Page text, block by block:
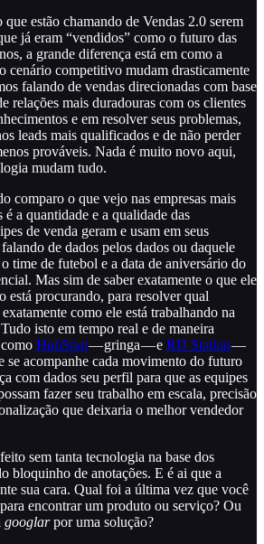
estão chamando de Vendas 2.0 serem
já eram “vendidos” como o futuro das
a grande diferença está em como a
cenário competitivo mudam drasticamente
falando de vendas direcionadas com base
relações mais duradouras com os clientes
e em resolver seus problemas,
leads mais qualificados e de não perder
prováveis. Nada é muito novo aqui,
mudam tudo.
comparo o que vejo nas empresas mais
é a quantidade e a qualidade das
de venda geram e usam em seus
de dados pelos dados ou daquele
time de futebol e a data de aniversário do
Mas sim de saber exatamente o que ele
está procurando, para resolver qual
como ele está trabalhando na
isto em tempo real e de maneira
HubSpot— gringa — e RD Station—
se acompanhe cada movimento do futuro
com dados seu perfil para que as equipes
fazer seu trabalho em escala, precisão
que deixaria o melhor vendedor
sem tanta tecnologia na base dos
bloquinho de anotações. E é ai que a
sua cara. Qual foi a última vez que você
encontrar um produto ou serviço? Ou
googlarpor uma solução?